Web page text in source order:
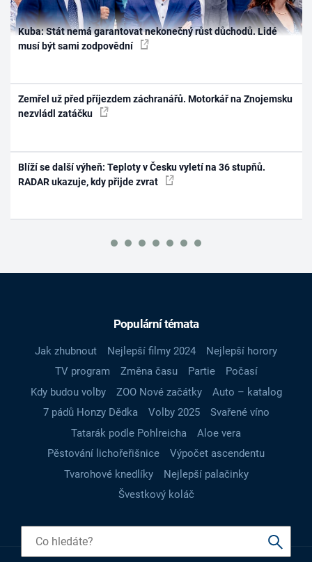
Kuba: Stát nemá garantovat nekonečný růst důchodů. Lidé
musí být sami zodpovědní
Zemřel už před příjezdem záchranářů. Motorkář na Znojemsku
nezvládl zatáčku
Blíží se další výheň: Teploty v Česku vyletí na 36 stupňů.
RADAR ukazuje, kdy přijde zvrat
Populární témata
Jak zhubnout Nejlepší filmy 2024
Nejlepší horory
TV program
Změna času Partie
Počasí
Kdy budou volby
ZOO Nové začátky
Auto – katalog
7 pádů Honzy Dědka
Volby 2025
Svařené víno
Tatarák podle Pohlreicha
Aloe vera
Pěstování lichořeřišnice
Výpočet ascendentu
Tvarohové knedlíky
Nejlepší palačinky
Švestkový koláč